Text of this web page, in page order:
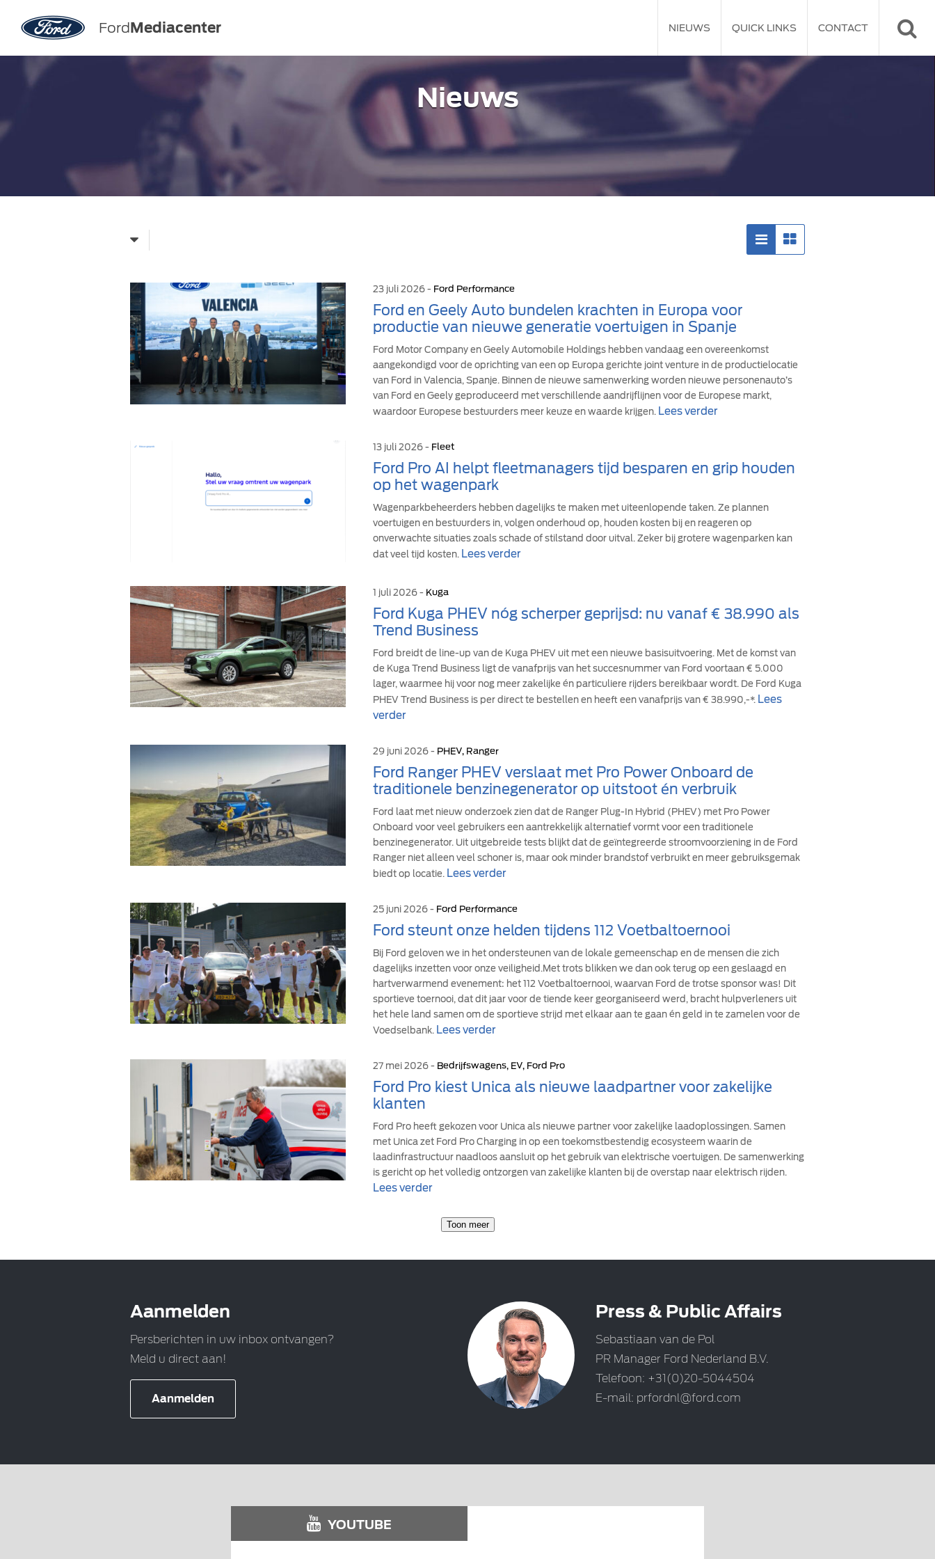
FordMediacenter NIEUWS QUICK LINKS CONTACT
Nieuws
23 juli 2026 - Ford Performance
Ford en Geely Auto bundelen krachten in Europa voor
productie van nieuwe generatie voertuigen in Spanje
Ford Motor Company en Geely Automobile Holdings hebben vandaag een overeenkomst
aangekondigd voor de oprichting van een op Europa gerichte joint venture in de productielocatie
van Ford in Valencia, Spanje. Binnen de nieuwe samenwerking worden nieuwe personenauto’s
van Ford en Geely geproduceerd met verschillende aandrijflijnen voor de Europese markt,
waardoor Europese bestuurders meer keuze en waarde krijgen. Lees verder
13 juli 2026 - Fleet
Ford Pro AI helpt fleetmanagers tijd besparen en grip houden
op het wagenpark
Wagenparkbeheerders hebben dagelijks te maken met uiteenlopende taken. Ze plannen
voertuigen en bestuurders in, volgen onderhoud op, houden kosten bij en reageren op
onverwachte situaties zoals schade of stilstand door uitval. Zeker bij grotere wagenparken kan
dat veel tijd kosten. Lees verder
1 juli 2026 - Kuga
Ford Kuga PHEV nóg scherper geprijsd: nu vanaf € 38.990 als
Trend Business
Ford breidt de line-up van de Kuga PHEV uit met een nieuwe basisuitvoering. Met de komst van
de Kuga Trend Business ligt de vanafprijs van het succesnummer van Ford voortaan € 5.000
lager, waarmee hij voor nog meer zakelijke én particuliere rijders bereikbaar wordt. De Ford Kuga
PHEV Trend Business is per direct te bestellen en heeft een vanafprijs van € 38.990,-*. Lees
verder
29 juni 2026 - PHEV, Ranger
Ford Ranger PHEV verslaat met Pro Power Onboard de
traditionele benzinegenerator op uitstoot én verbruik
Ford laat met nieuw onderzoek zien dat de Ranger Plug-In Hybrid (PHEV) met Pro Power
Onboard voor veel gebruikers een aantrekkelijk alternatief vormt voor een traditionele
benzinegenerator. Uit uitgebreide tests blijkt dat de geïntegreerde stroomvoorziening in de Ford
Ranger niet alleen veel schoner is, maar ook minder brandstof verbruikt en meer gebruiksgemak
biedt op locatie. Lees verder
25 juni 2026 - Ford Performance
Ford steunt onze helden tijdens 112 Voetbaltoernooi
Bij Ford geloven we in het ondersteunen van de lokale gemeenschap en de mensen die zich
dagelijks inzetten voor onze veiligheid.Met trots blikken we dan ook terug op een geslaagd en
hartverwarmend evenement: het 112 Voetbaltoernooi, waarvan Ford de trotse sponsor was! Dit
sportieve toernooi, dat dit jaar voor de tiende keer georganiseerd werd, bracht hulpverleners uit
het hele land samen om de sportieve strijd met elkaar aan te gaan én geld in te zamelen voor de
Voedselbank. Lees verder
27 mei 2026 - Bedrijfswagens, EV, Ford Pro
Ford Pro kiest Unica als nieuwe laadpartner voor zakelijke
klanten
Ford Pro heeft gekozen voor Unica als nieuwe partner voor zakelijke laadoplossingen. Samen
met Unica zet Ford Pro Charging in op een toekomstbestendig ecosysteem waarin de
laadinfrastructuur naadloos aansluit op het gebruik van elektrische voertuigen. De samenwerking
is gericht op het volledig ontzorgen van zakelijke klanten bij de overstap naar elektrisch rijden.
Lees verder
Toon meer
Aanmelden
Persberichten in uw inbox ontvangen?
Meld u direct aan!
Aanmelden
Press & Public Affairs
Sebastiaan van de Pol
PR Manager Ford Nederland B.V.
Telefoon: +31(0)20-5044504
E-mail: prfordnl@ford.com
YOUTUBE